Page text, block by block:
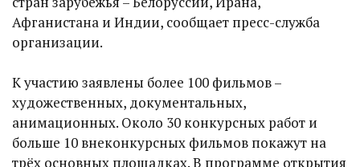
Афганистана и Индии, сообщает пресс-служба
организации.
К участию заявлены более 100 фильмов –
художественных, документальных,
анимационных. Около 30 конкурсных работ и
больше 10 внеконкурсных фильмов покажут на
трёх основных площадках. В программе открытия